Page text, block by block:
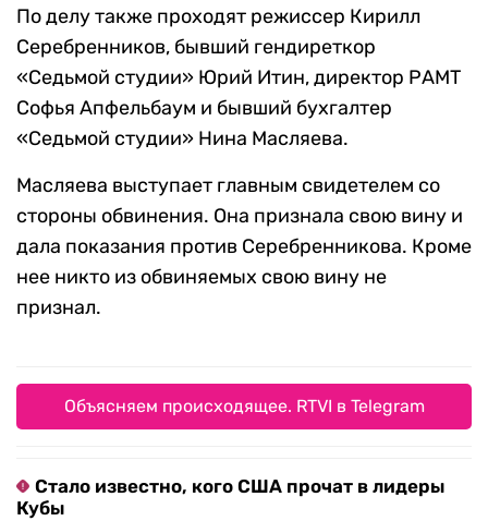
По делу также проходят режиссер Кирилл
Серебренников, бывший гендиреткор
«Седьмой студии» Юрий Итин, директор РАМТ
Софья Апфельбаум и бывший бухгалтер
«Седьмой студии» Нина Масляева.
Масляева выступает главным свидетелем со
стороны обвинения. Она признала свою вину и
дала показания против Серебренникова. Кроме
нее никто из обвиняемых свою вину не
признал.
Объясняем происходящее. RTVI в Telegram
Стало известно, кого США прочат в лидеры
Кубы